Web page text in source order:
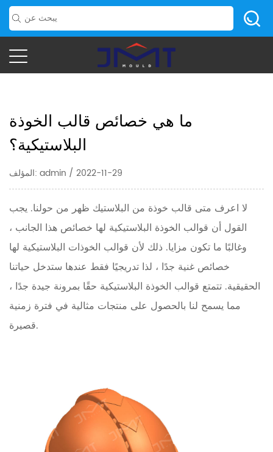
ما هي خصائص قالب الخوذة
البلاستيكية؟
المؤلف: admin / 2022-11-29
لا اعرف متى قالب خوذة من البلاستيك ظهر من حولنا. يجب
القول أن قوالب الخوذة البلاستيكية لها خصائص هذا الجانب ،
وغالبًا ما تكون مزايا. ذلك لأن قوالب الخوذات البلاستيكية لها
خصائص غنية جدًا ، لذا تدريجيًا فقط عندها ستدخل حياتنا
الحقيقية. تتمتع قوالب الخوذة البلاستيكية حقًا بمرونة جيدة جدًا ،
مما يسمح لنا بالحصول على منتجات مثالية في فترة زمنية
قصيرة.